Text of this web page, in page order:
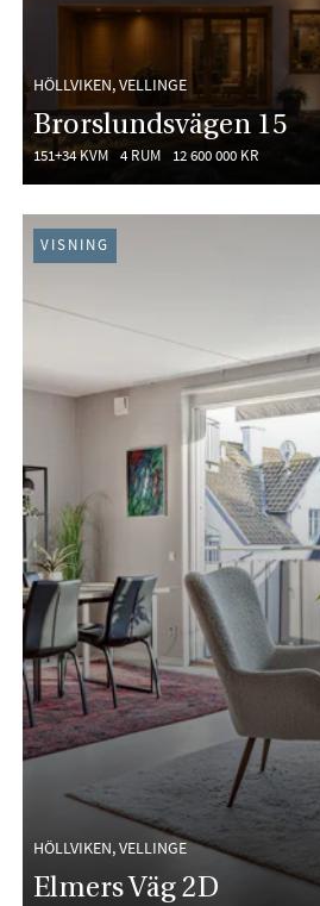
HÖLLVIKEN, VELLINGE
Brorslundsvägen 15
151+34 KVM 4 RUM 12 600 000 KR
HÖLLVIKEN, VELLINGE
Elmers Väg 2D
VISNING